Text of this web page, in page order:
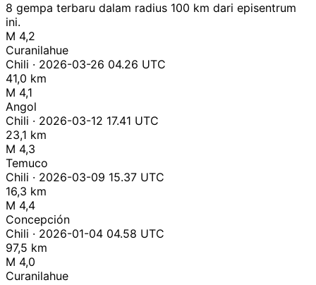
8 gempa terbaru dalam radius 100 km dari episentrum
ini.
M 4,2
Curanilahue
Chili · 2026-03-26 04.26 UTC
41,0 km
M 4,1
Angol
Chili · 2026-03-12 17.41 UTC
23,1 km
M 4,3
Temuco
Chili · 2026-03-09 15.37 UTC
16,3 km
M 4,4
Concepción
Chili · 2026-01-04 04.58 UTC
97,5 km
M 4,0
Curanilahue